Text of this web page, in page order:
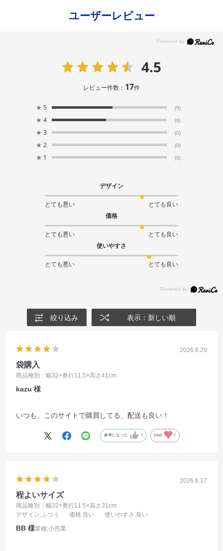
ユーザーレビュー
4.5
レビュー件数： 17件
★ 5 (9)
★ 4 (8)
★ 3 (0)
★ 2 (0)
★ 1 (0)
デザイン
とても悪い
とても良い
価格
とても悪い
とても良い
使いやすさ
とても悪い とても良い
絞り込み 表示：新しい順
2026.6.29
袋購入
商品種別：幅32×奥行11.5×高さ41cm
kazu
いつも、このサイトで購買してる、配送も良い！
参考になった 0 Like! 0
2026.6.17
程よいサイズ
商品種別：幅32×奥行11.5×高さ31cm
デザイン:ふつう 価格:良い 使いやすさ :良い
BB 業種:小売業